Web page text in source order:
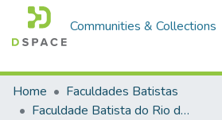
Communities & Collections
Home
Faculdades Batistas
Faculdade Batista do Rio de Janeiro (FABAT-RJ)